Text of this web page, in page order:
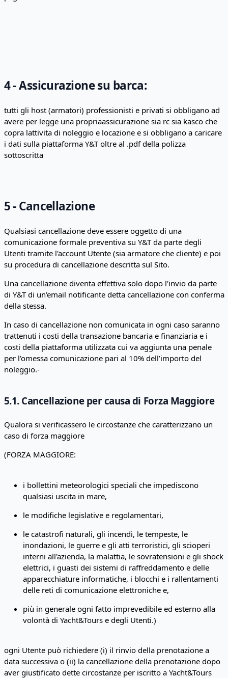
4 - Assicurazione su barca:
tutti gli host (armatori) professionisti e privati si obbligano ad
avere per legge una propriaassicurazione sia rc sia kasco che
copra lattivita di noleggio e locazione e si obbligano a caricare
i dati sulla piattaforma Y&T oltre al .pdf della polizza
sottoscritta
5 - Cancellazione
Qualsiasi cancellazione deve essere oggetto di una
comunicazione formale preventiva su Y&T da parte degli
Utenti tramite l'account Utente (sia armatore che cliente) e poi
su procedura di cancellazione descritta sul Sito.
Una cancellazione diventa effettiva solo dopo l'invio da parte
di Y&T di un'email notificante detta cancellazione con conferma
della stessa.
In caso di cancellazione non comunicata in ogni caso saranno
trattenuti i costi della transazione bancaria e finanziaria e i
costi della piattaforma utilizzata cui va aggiunta una penale
per l’omessa comunicazione pari al 10% dell’importo del
noleggio.-
5.1. Cancellazione per causa di Forza Maggiore
Qualora si verificassero le circostanze che caratterizzano un
caso di forza maggiore
(FORZA MAGGIORE:
i bollettini meteorologici speciali che impediscono
qualsiasi uscita in mare,
le modifiche legislative e regolamentari,
le catastrofi naturali, gli incendi, le tempeste, le
inondazioni, le guerre e gli atti terroristici, gli scioperi
interni all'azienda, la malattia, le sovratensioni e gli shock
elettrici, i guasti dei sistemi di raffreddamento e delle
apparecchiature informatiche, i blocchi e i rallentamenti
delle reti di comunicazione elettroniche e,
più in generale ogni fatto imprevedibile ed esterno alla
volontà di Yacht&Tours e degli Utenti.)
ogni Utente può richiedere (i) il rinvio della prenotazione a
data successiva o (ii) la cancellazione della prenotazione dopo
aver giustificato dette circostanze per iscritto a Yacht&Tours